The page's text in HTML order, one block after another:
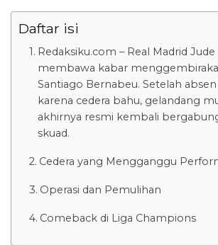
Daftar isi
Redaksiku.com – Real Madrid
membawa kabar
Santiago Bernabeu. Setelah
karena cedera bahu, gelandang
akhirnya resmi kembali
skuad.
Cedera yang Mengganggu
Operasi dan Pemulihan
Comeback di Liga Champions